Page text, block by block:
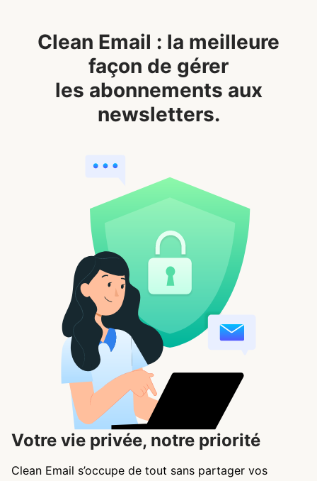
Clean Email : la meilleure
façon de gérer
les abonnements aux
newsletters.
Votre vie privée, notre priorité
Clean Email s’occupe de tout sans partager vos